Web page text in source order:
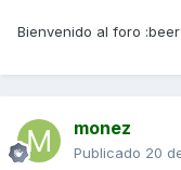
Bienvenido al foro :beer
monez
Publicado 20